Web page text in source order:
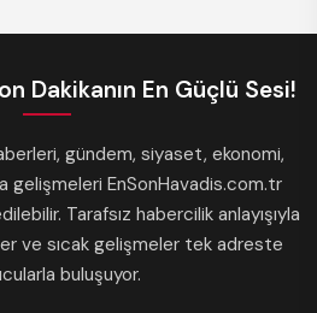
Dakikanın En Güçlü Sesi!
gündem, siyaset, ekonomi,
gelişmeleri EnSonHavadis.com.tr
Tarafsız habercilik anlayışıyla
ve sıcak gelişmeler tek adreste
buluşuyor.